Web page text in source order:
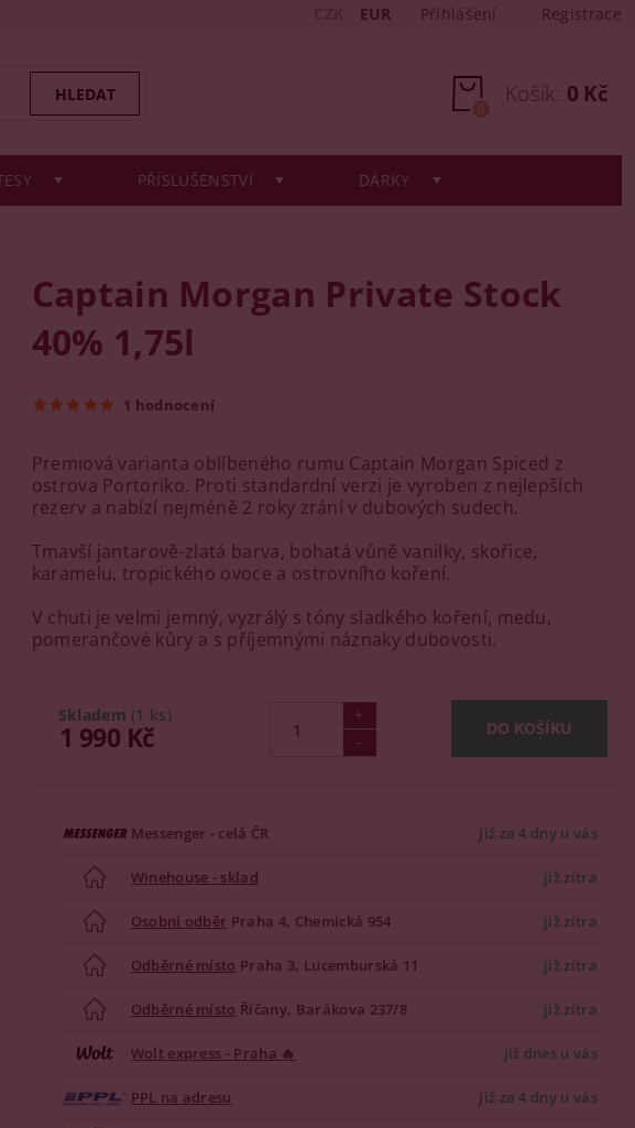
EUR Přihlášení Registrace
Košík: 0 Kč
0
PŘÍSLUŠENSTVÍ DÁRKY
Captain Morgan Private Stock
40% 1,75l
1 hodnocení
Premiová varianta oblíbeného rumu Captain Morgan Spiced z
ostrova Portoriko. Proti standardní verzi je vyroben z nejlepších
rezerv a nabízí nejméně 2 roky zrání v dubových sudech.
Tmavší jantarově-zlatá barva, bohatá vůně vanilky, skořice,
karamelu, tropického ovoce a ostrovního koření.
V chuti je velmi jemný, vyzrálý s tóny sladkého koření, medu,
pomerančové kůry a s příjemnými náznaky dubovosti.
Skladem (1 ks)
1 990 Kč
Messenger - celá ČR již za 4 dny u vás
Winehouse - sklad již zítra
Osobní odběr Praha 4, Chemická 954 již zítra
Odběrné místo Praha 3, Lucemburská 11 již zítra
Odběrné místo Říčany, Barákova 237/8 již zítra
Wolt express - Praha 🔥 již dnes u vás
PPL na adresu již za 4 dny u vás